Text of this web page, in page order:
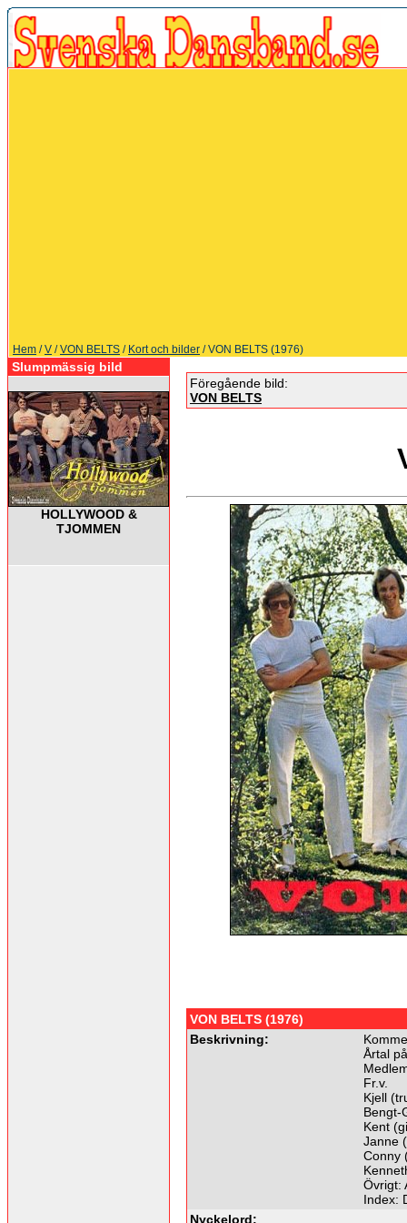
Hem /V /VON BELTS / Kort och bilder / VON BELTS (1976)
Slumpmässig bild
HOLLYWOOD &
TJOMMEN
Föregående bild:
VON BELTS
VON BELTS (1976)
Beskrivning:
Årtal
Fr.v.
Kjell
Bengt-
Kent
Janne
Conny
Övrigt:
Index:
Nyckelord: